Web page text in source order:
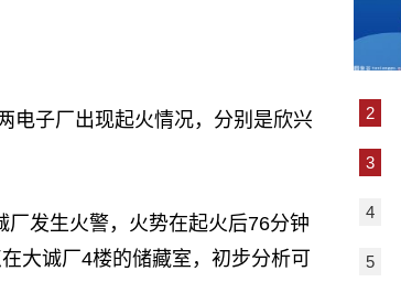
电子厂出现起火情况，分别是欣兴
发生火警，火势在起火后76分钟
大诚厂4楼的储藏室，初步分析可